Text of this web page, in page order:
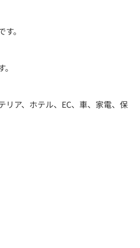
。
ア、ホテル、EC、車、家電、保